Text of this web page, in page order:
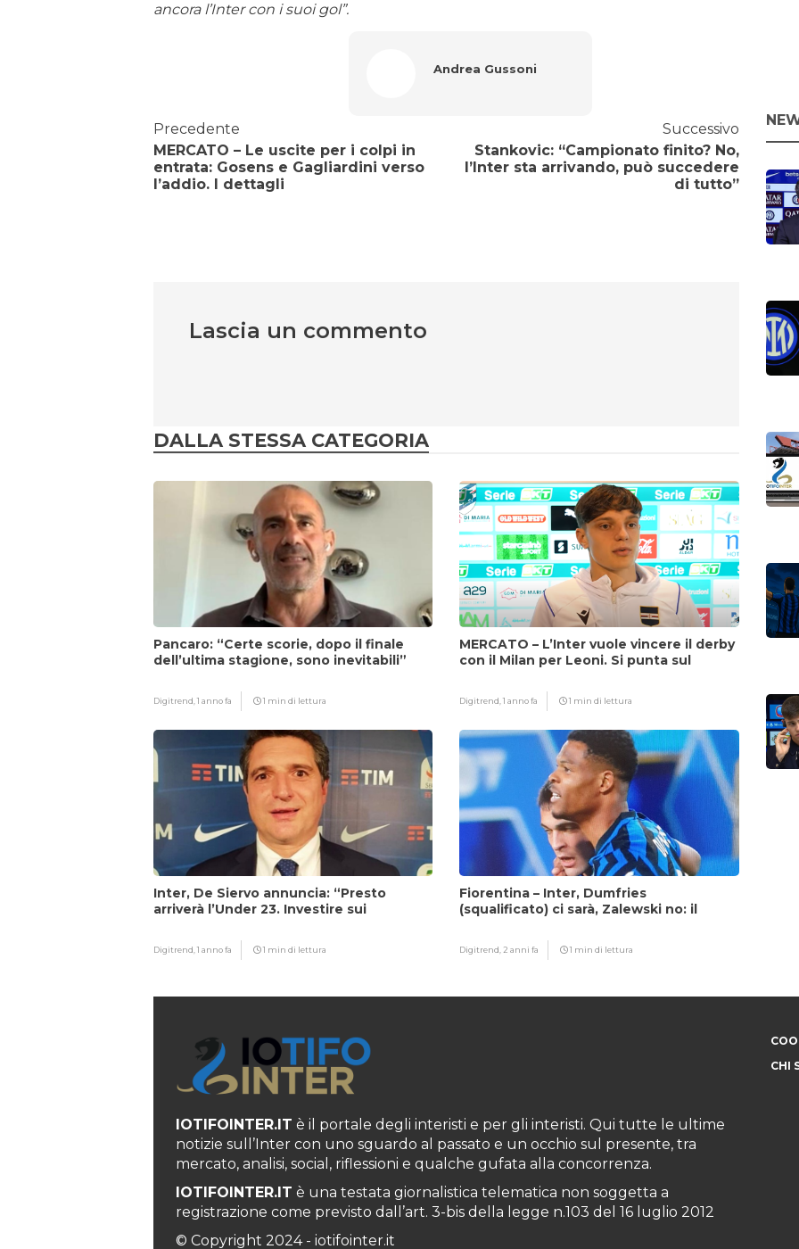
ancora l’Inter con i suoi gol”.
Andrea Gussoni
Precedente
MERCATO – Le uscite per i colpi in
entrata: Gosens e Gagliardini verso
l’addio. I dettagli
Successivo
Stankovic: “Campionato finito? No,
l’Inter sta arrivando, può succedere
di tutto”
Lascia un commento
DALLA STESSA CATEGORIA
Pancaro: “Certe scorie, dopo il finale
dell’ultima stagione, sono inevitabili”
Digitrend,1 anno fa 1 min di lettura
MERCATO – L’Inter vuole vincere il derby
con il Milan per Leoni. Si punta sul
Digitrend,1 anno fa 1 min di lettura
Inter, De Siervo annuncia: “Presto
arriverà l’Under 23. Investire sui
Digitrend,1 anno fa 1 min di lettura
Fiorentina – Inter, Dumfries
(squalificato) ci sarà, Zalewski no: il
Digitrend,2 anni fa 1 min di lettura
IOTIFOINTER.IT è il portale degli interisti e per gli interisti. Qui tutte le ultime
notizie sull’Inter con uno sguardo al passato e un occhio sul presente, tra
mercato, analisi, social, riflessioni e qualche gufata alla concorrenza.
IOTIFOINTER.IT è una testata giornalistica telematica non soggetta a
registrazione come previsto dall’art. 3-bis della legge n.103 del 16 luglio 2012
© Copyright 2024 - iotifointer.it
CHI